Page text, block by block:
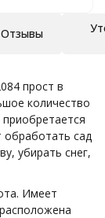
Отзывы
прост в
количество
обработать сад
убирать снег,
Имеет